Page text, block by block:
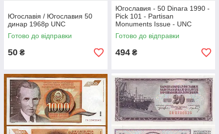
Югославія / Югославия 50
динар 1968р UNC
Готово до відправки
50 ₴
Югославия - 50 Dinara 1990 -
Pick 101 - Partisan
Monuments Issue - UNC
Готово до відправки
494 ₴